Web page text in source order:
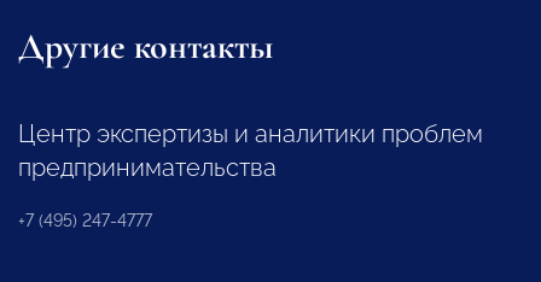
Другие контакты
Центр экспертизы и аналитики проблем
предпринимательства
+7 (495) 247-4777